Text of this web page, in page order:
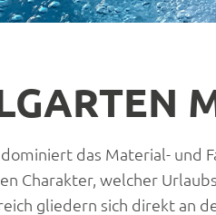
das Material- und
Charakter, welcher
gliedern sich direkt an